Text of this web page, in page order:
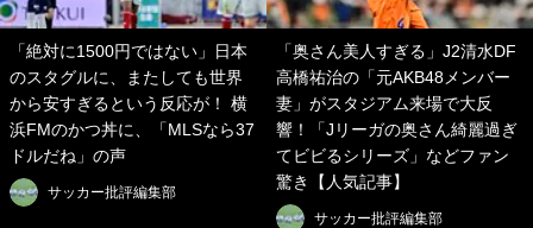
「絶対に1500円ではない」日本
のスタグルに、またしても世界
から安すぎるという反応が！ 横
浜FMのかつ丼に、「MLSなら37
ドルだね」の声
サッカー批評編集部
「奥さん美人すぎる」J2清水DF
高橋祐治の「元AKB48メンバー
妻」がスタジアム来場で大反
響！「Jリーガの奥さん綺麗過ぎ
てビビるシリーズ」などファン
驚き【人気記事】
サッカー批評編集部